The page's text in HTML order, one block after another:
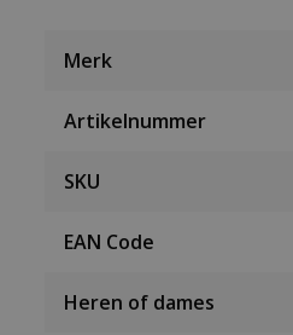
Merk
Artikelnummer
SKU
EAN Code
Heren of dames